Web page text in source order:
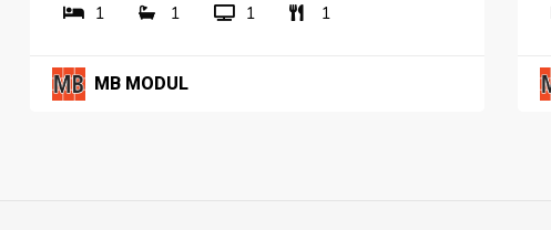
1
1 1 1
MB MODUL